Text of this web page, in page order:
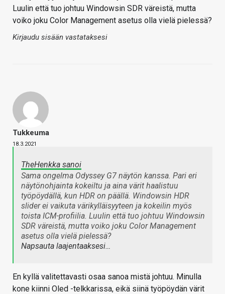
Luulin että tuo johtuu Windowsin SDR väreistä, mutta
voiko joku Color Management asetus olla vielä pielessä?
Kirjaudu sisään vastataksesi
Tukkeuma
18.3.2021
TheHenkka sanoi
Sama ongelma Odyssey G7 näytön kanssa. Pari eri
näytönohjainta kokeiltu ja aina värit haalistuu
työpöydällä, kun HDR on päällä. Windowsin HDR
slider ei vaikuta värikylläisyyteen ja kokeilin myös
toista ICM-profiilia. Luulin että tuo johtuu Windowsin
SDR väreistä, mutta voiko joku Color Management
asetus olla vielä pielessä?
Napsauta laajentaaksesi…
En kyllä valitettavasti osaa sanoa mistä johtuu. Minulla
kone kiinni Oled -telkkarissa, eikä siinä työpöydän värit